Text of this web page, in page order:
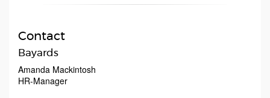
Contact
Bayards
Amanda Mackintosh
HR-Manager